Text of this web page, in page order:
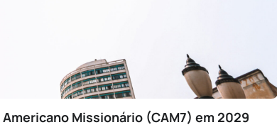
Missionário (CAM7) em 2029